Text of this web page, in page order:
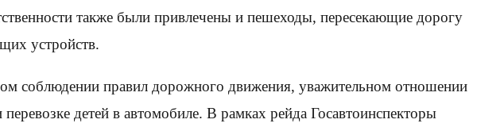
также были привлечены и пешеходы, пересекающие дорогу
устройств.
соблюдении правил дорожного движения, уважительном отношении
детей в автомобиле. В рамках рейда Госавтоинспекторы